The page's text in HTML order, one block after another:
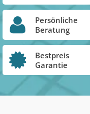
Persönliche
Beratung
Bestpreis
Garantie